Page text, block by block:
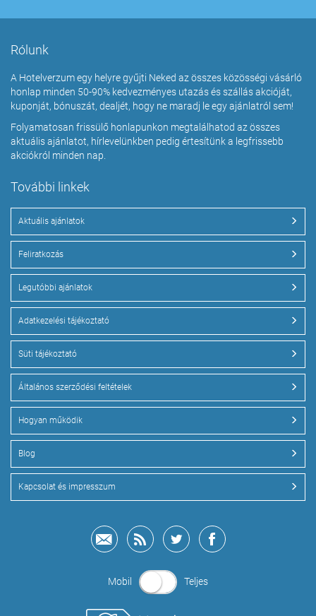
Rólunk
A Hotelverzum egy helyre gyűjti Neked az összes közösségi vásárló
honlap minden 50-90% kedvezményes utazás és szállás akcióját,
kuponját, bónuszát, dealjét, hogy ne maradj le egy ajánlatról sem!
Folyamatosan frissülő honlapunkon megtalálhatod az összes
aktuális ajánlatot, hírlevelünkben pedig értesítünk a legfrissebb
akciókról minden nap.
További linkek
Aktuális ajánlatok
Feliratkozás
Legutóbbi ajánlatok
Adatkezelési tájékoztató
Süti tájékoztató
Általános szerződési feltételek
Hogyan működik
Blog
Kapcsolat és impresszum
Mobil Teljes